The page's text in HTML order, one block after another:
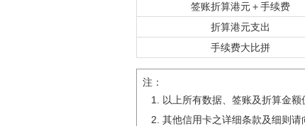
签账折算港元＋手续费
折算港元支出
手续费大比拼
注：
以上所有数据、签账及折算金额
其他信用卡之详细条款及细则请